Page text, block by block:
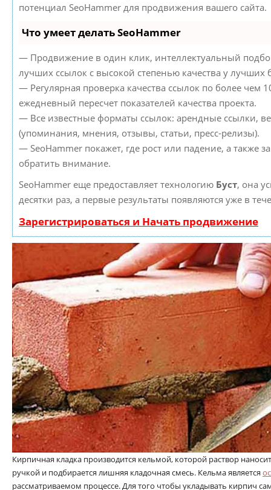
потенциал SeoHammer для продвижения вашего сайта.
Что умеет делать SeoHammer
— Продвижение в один клик, интеллектуальный
лучших ссылок с высокой степенью качества у лучших
— Регулярная проверка качества ссылок по более чем
ежедневный пересчет показателей качества проекта.
— Все известные форматы ссылок: арендные ссылки,
(упоминания, мнения, отзывы, статьи, пресс-релизы).
— SeoHammer покажет, где рост или падение, а также
обратить внимание.
SeoHammer еще предоставляет технологию Буст, она
десятки раз, а первые результаты появляются уже в
Зарегистрироваться и Начать продвижение
Кирпичная кладка производится кельмой, которой раствор
ручкой и подбирается лишняя кладочная смесь. Кельма является
рассматриваемом процессе. Для того чтобы укладывать кирпич